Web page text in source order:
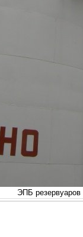
ЭПБ резервуаров